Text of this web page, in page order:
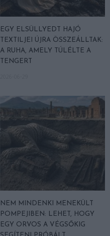
EGY ELSÜLLYEDT HAJÓ
TEXTILJEI ÚJRA ÖSSZEÁLLTAK:
A RUHA, AMELY TÚLÉLTE A
TENGERT
NEM MINDENKI MENEKÜLT
POMPEJIBEN: LEHET, HOGY
EGY ORVOS A VÉGSŐKIG